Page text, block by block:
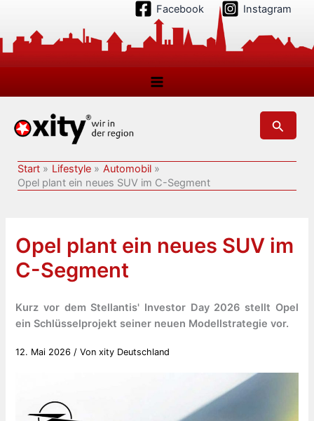
springen
Facebook Instagram
Suchen
Start Lifestyle
Automobil
Opel plant ein neues SUV im C-Segment
Opel plant ein neues SUV im
C-Segment
Kurz vor dem Stellantis' Investor Day 2026 stellt Opel
ein Schlüsselprojekt seiner neuen Modellstrategie vor.
12. Mai 2026 / Vonxity Deutschland